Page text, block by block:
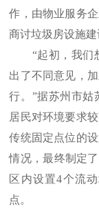
作，由物业服务
商讨垃圾房设施建
“起初，我们想
出了不同意见，
行。”据苏州市姑
居民对环境要求
传统固定点位的
情况，最终制定
区内设置4个流
点。